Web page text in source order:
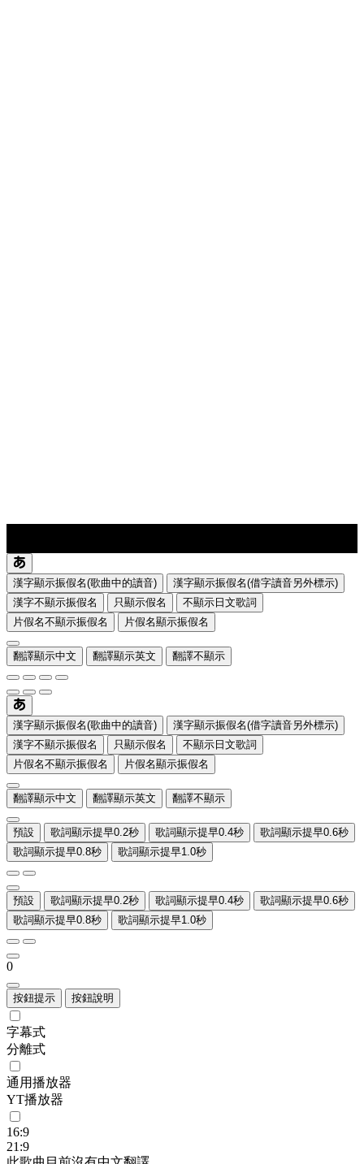
漢字顯示振假名(歌曲中的讀音)
漢字顯示振假名(借字讀音另外標示)
漢字不顯示振假名
只顯示假名
不顯示日文歌詞
片假名不顯示振假名
片假名顯示振假名
翻譯顯示中文 翻譯顯示英文 翻譯不顯示
漢字顯示振假名(歌曲中的讀音)
漢字顯示振假名(借字讀音另外標示)
漢字不顯示振假名
只顯示假名
不顯示日文歌詞
片假名不顯示振假名
片假名顯示振假名
翻譯顯示中文 翻譯顯示英文 翻譯不顯示
預設 歌詞顯示提早0.2秒 歌詞顯示提早0.4秒
歌詞顯示提早0.6秒
歌詞顯示提早0.8秒
歌詞顯示提早1.0秒
預設 歌詞顯示提早0.2秒 歌詞顯示提早0.4秒
歌詞顯示提早0.6秒
歌詞顯示提早0.8秒
歌詞顯示提早1.0秒
0
按鈕提示 按鈕說明
字幕式
分離式
通用播放器
YT播放器
16:9
21:9